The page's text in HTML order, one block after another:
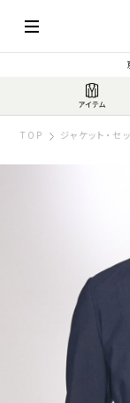
TOP ジャケット・セ